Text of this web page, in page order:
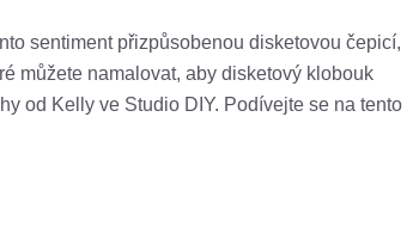
sentiment přizpůsobenou disketovou čepicí,
můžete namalovat, aby disketový klobouk
od Kelly ve Studio DIY. Podívejte se na tento